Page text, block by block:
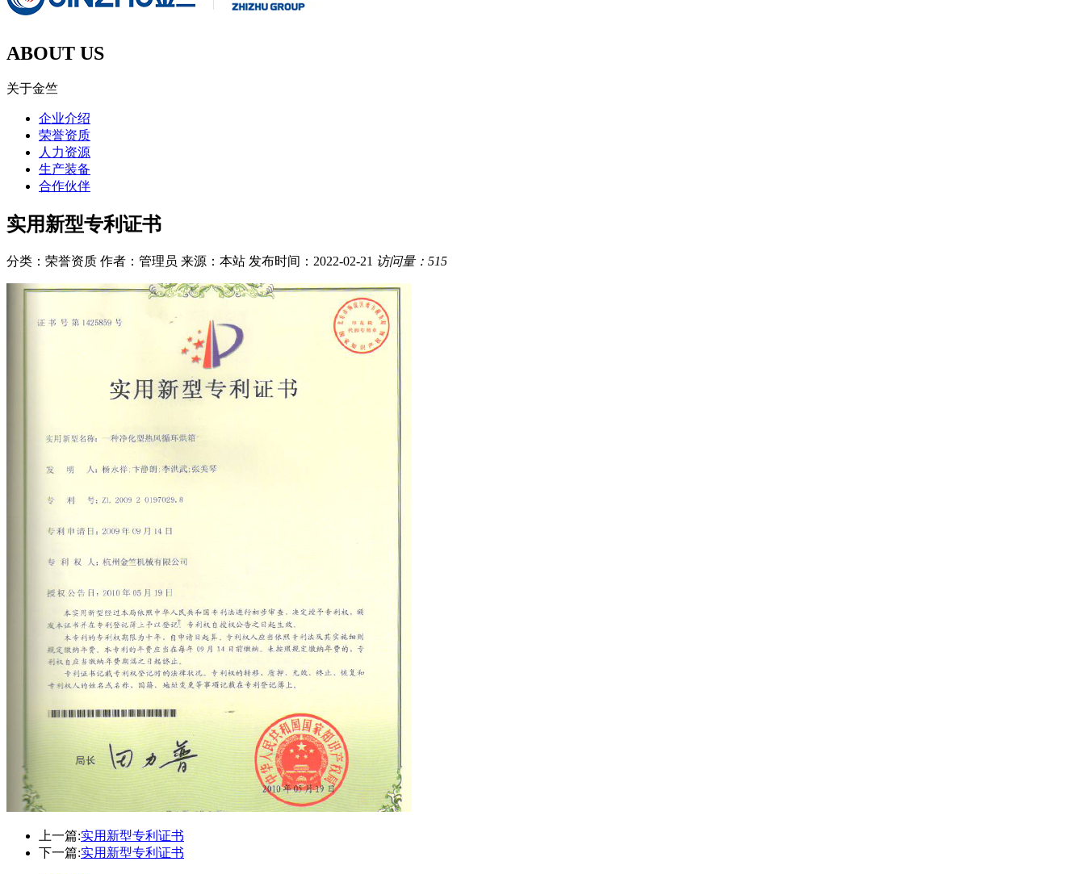
ABOUT US
关于金竺
企业介绍
荣誉资质
人力资源
生产装备
合作伙伴
实用新型专利证书
分类：荣誉资质 作者：管理员 来源：本站 发布时间：2022-02-21 访问量：515
上一篇:实用新型专利证书
下一篇:实用新型专利证书